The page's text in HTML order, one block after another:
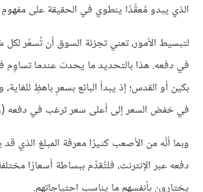
الذي يبدو مُعقَّدًا ينطوي في الحقيقة على مفهومٍ
لتبسيط الأمور، تعني تجزئة السوق أن تُسعّر
في دفعه. هذا بالتحديد ما يحدث عندما
بكين أو القدس؛ إذ يبدأ البائع بسعرٍ باهظٍ
في خفض السعر إلى أعلى سعر ترغب في دفعه
وبما أنَّه من الأصعب كثيرًا معرفة المبلغ
دفعه عبر الإنترنت، فلتُقدِّم ببساطة أسعارًا